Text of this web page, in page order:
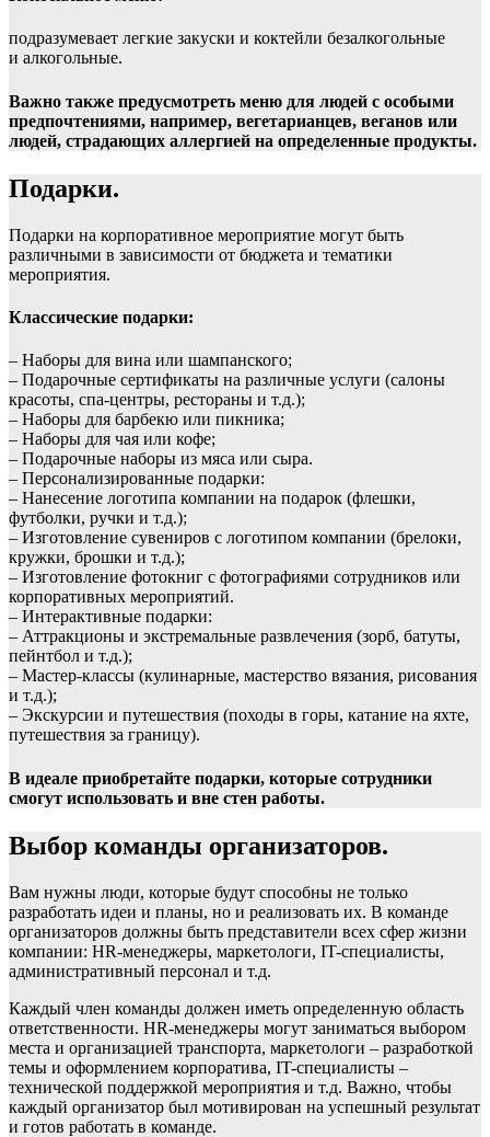
подразумевает легкие закуски и коктейли безалкогольные
и алкогольные.
Важно также предусмотреть меню для людей с особыми
предпочтениями, например, вегетарианцев, веганов или
людей, страдающих аллергией на определенные продукты.
Подарки.
Подарки на корпоративное мероприятие могут быть
различными в зависимости от бюджета и тематики
мероприятия.
Классические подарки:
– Наборы для вина или шампанского;
– Подарочные сертификаты на различные услуги (салоны
красоты, спа-центры, рестораны и т.д.);
– Наборы для барбекю или пикника;
– Наборы для чая или кофе;
– Подарочные наборы из мяса или сыра.
– Персонализированные подарки:
– Нанесение логотипа компании на подарок (флешки,
футболки, ручки и т.д.);
– Изготовление сувениров с логотипом компании (брелоки,
кружки, брошки и т.д.);
– Изготовление фотокниг с фотографиями сотрудников или
корпоративных мероприятий.
– Интерактивные подарки:
– Аттракционы и экстремальные развлечения (зорб, батуты,
пейнтбол и т.д.);
– Мастер-классы (кулинарные, мастерство вязания, рисования
и т.д.);
– Экскурсии и путешествия (походы в горы, катание на яхте,
путешествия за границу).
В идеале приобретайте подарки, которые сотрудники
смогут использовать и вне стен работы.
Выбор команды организаторов.
Вам нужны люди, которые будут способны не только
разработать идеи и планы, но и реализовать их. В команде
организаторов должны быть представители всех сфер жизни
компании: HR-менеджеры, маркетологи, IT-специалисты,
административный персонал и т.д.
Каждый член команды должен иметь определенную область
ответственности. HR-менеджеры могут заниматься выбором
места и организацией транспорта, маркетологи – разработкой
темы и оформлением корпоратива, IT-специалисты –
технической поддержкой мероприятия и т.д. Важно, чтобы
каждый организатор был мотивирован на успешный результат
и готов работать в команде.